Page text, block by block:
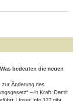
bedeuten die neuen
zur Änderung des
– in Kraft. Damit